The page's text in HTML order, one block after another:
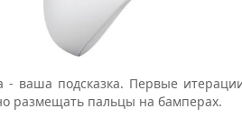
- ваша подсказка. Первые
размещать пальцы на бамперах.